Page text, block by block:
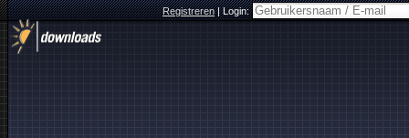
Registreren|Login: